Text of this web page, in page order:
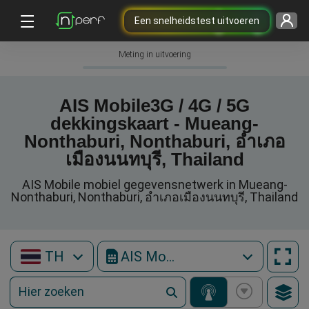
Een snelheidstest uitvoeren
Meting in uitvoering
AIS Mobile3G / 4G / 5G
dekkingskaart - Mueang-
Nonthaburi, Nonthaburi, อำเภอ
เมืองนนทบุรี, Thailand
AIS Mobile mobiel gegevensnetwerk in Mueang-
Nonthaburi, Nonthaburi, อำเภอเมืองนนทบุรี, Thailand
TH AIS Mobile